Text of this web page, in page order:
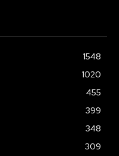
1548
1020
455
399
348
309